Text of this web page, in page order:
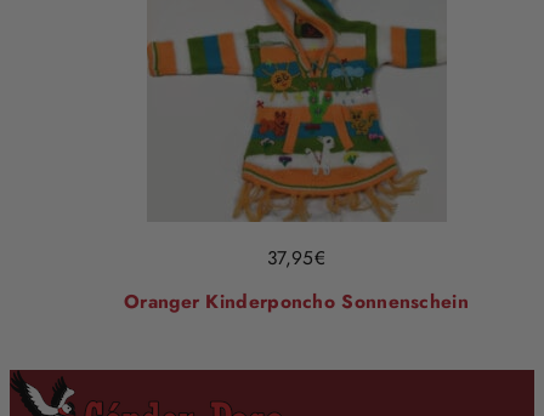
37,95€
Oranger Kinderponcho Sonnenschein